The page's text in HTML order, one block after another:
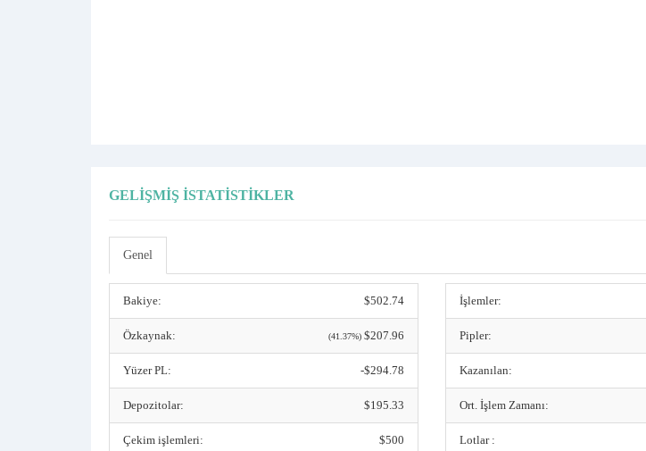
GELIŞMIŞ İSTATISTIKLER
Genel
Bakiye: $502.74
Özkaynak: (41.37%)$207.96
Yüzer PL: -$294.78
Depozitolar: $195.33
Çekim işlemleri: $500
İşlemler:
Pipler:
Kazanılan:
Ort. İşlem Zamanı:
Lotlar :